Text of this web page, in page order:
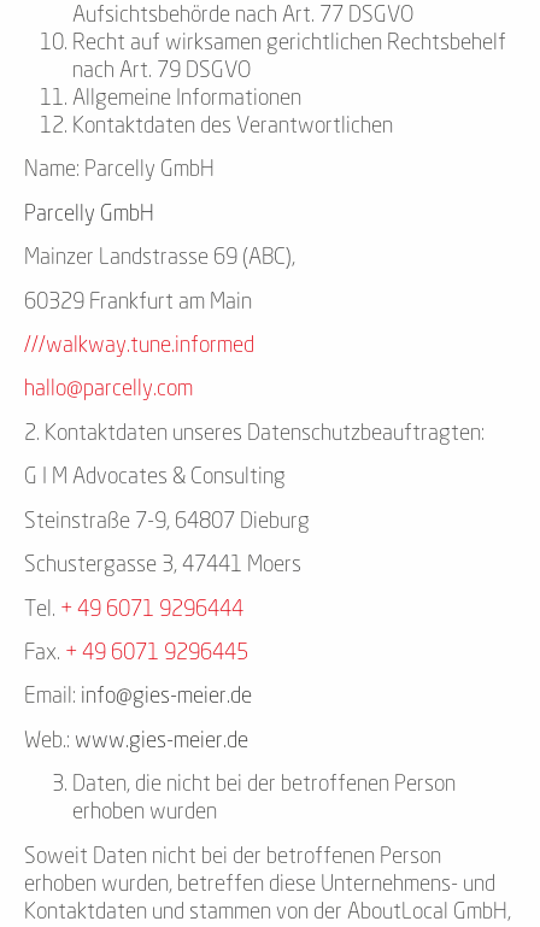
Aufsichtsbehörde nach Art. 77 DSGVO
Recht auf wirksamen gerichtlichen Rechtsbehelf
nach Art. 79 DSGVO
Allgemeine Informationen
Kontaktdaten des Verantwortlichen
Name: Parcelly GmbH
Parcelly GmbH
Mainzer Landstrasse 69 (ABC),
60329 Frankfurt am Main
///walkway.tune.informed
hallo@parcelly.com
2. Kontaktdaten unseres Datenschutzbeauftragten:
G I M Advocates & Consulting
Steinstraße 7-9, 64807 Dieburg
Schustergasse 3, 47441 Moers
Tel. + 49 6071 9296444
Fax. + 49 6071 9296445
Email: info@gies-meier.de
Web.: www.gies-meier.de
Daten, die nicht bei der betroffenen Person
erhoben wurden
Soweit Daten nicht bei der betroffenen Person
erhoben wurden, betreffen diese Unternehmens- und
Kontaktdaten und stammen von der AboutLocal GmbH,